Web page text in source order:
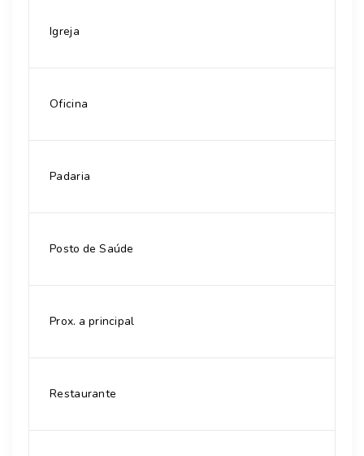
Igreja
Oficina
Padaria
Posto de Saúde
Prox. a principal
Restaurante